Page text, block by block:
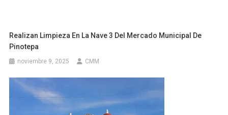
Realizan Limpieza En La Nave 3 Del Mercado Municipal De
Pinotepa
noviembre 9, 2025 CMM